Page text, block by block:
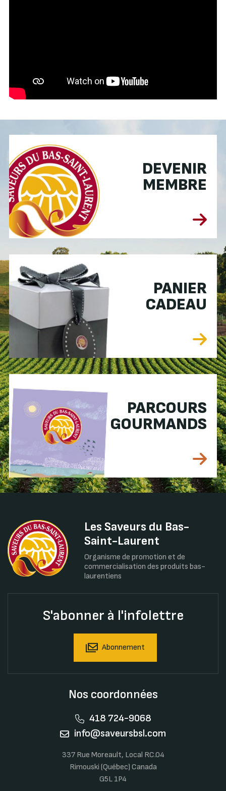
DEVENIR
MEMBRE
PANIER
CADEAU
PARCOURS
GOURMANDS
Les Saveurs du Bas-
Saint-Laurent
Organisme de promotion et de
commercialisation des produits bas-
laurentiens
S'abonner à l'infolettre
Abonnement
Nos coordonnées
418 724-9068
info@saveursbsl.com
337 Rue Moreault, Local RC.04
Rimouski (Québec) Canada
G5L 1P4